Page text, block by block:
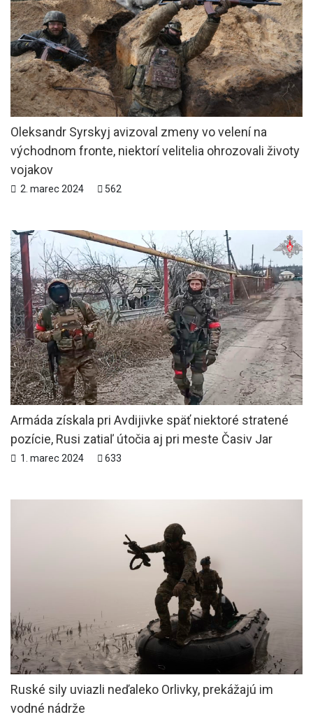
Oleksandr Syrskyj avizoval zmeny vo velení na
východnom fronte, niektorí velitelia ohrozovali životy
vojakov
2. marec 2024 562
Armáda získala pri Avdijivke späť niektoré stratené
pozície, Rusi zatiaľ útočia aj pri meste Časiv Jar
1. marec 2024 633
Ruské sily uviazli neďaleko Orlivky, prekážajú im
vodné nádrže